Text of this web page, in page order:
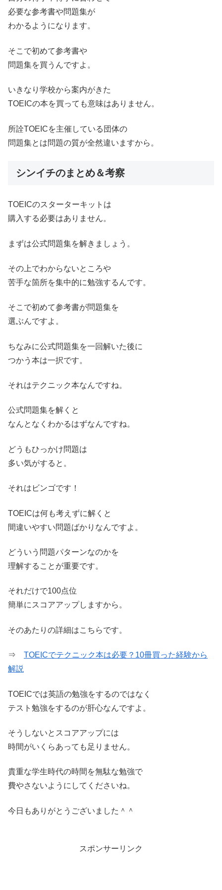
必要な参考書や問題集が
わかるようになります。
そこで初めて参考書や
問題集を買うんですよ。
いきなり学校から案内がきた
TOEICの本を買っても意味はありません。
所詮TOEICを主催している団体の
問題集とは問題の質が全然違いますから。
シンイチのまとめ＆考察
TOEICのスターターキットは
購入する必要はありません。
まずは公式問題集を解きましょう。
その上でわからないところや
苦手な箇所を集中的に勉強するんです。
そこで初めて参考書が問題集を
選ぶんですよ。
ちなみに公式問題集を一回解いた後に
つかう本は一択です。
それはテクニック本なんですね。
公式問題集を解くと
なんとなくわかるはずなんですね。
どうもひっかけ問題は
多い気がすると。
それはビンゴです！
TOEICは何も考えずに解くと
間違いやすい問題ばかりなんですよ。
どういう問題パターンなのかを
理解することが重要です。
それだけで100点位
簡単にスコアアップしますから。
そのあたりの詳細はこちらです。
⇒ TOEICでテクニック本は必要？10冊買った経験から
解説
TOEICでは英語の勉強をするのではなく
テスト勉強をするのが肝心なんですよ。
そうしないとスコアアップには
時間がいくらあっても足りません。
貴重な学生時代の時間を無駄な勉強で
費やさないようにしてくださいね。
今日もありがとうございました＾＾
スポンサーリンク